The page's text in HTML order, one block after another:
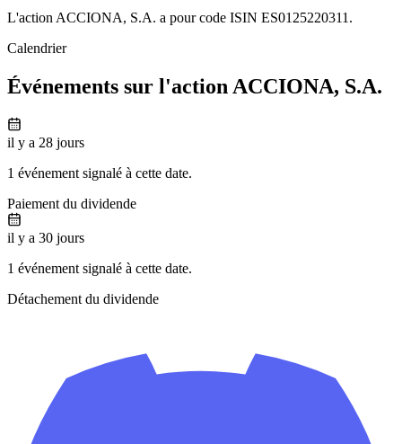
L'action ACCIONA, S.A. a pour code ISIN ES0125220311.
Calendrier
Événements sur l'action ACCIONA, S.A.
il y a 28 jours
1 événement signalé à cette date.
Paiement du dividende
il y a 30 jours
1 événement signalé à cette date.
Détachement du dividende